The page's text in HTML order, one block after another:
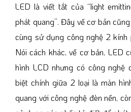
LED là viết tắt của “light
phát quang”. Đây về cơ bản
cùng sử dụng công nghệ 2
Nói cách khác, về cơ bản, LED
hình LCD nhưng có công nghệ
biệt chính giữa 2 loại là màn
quang với công nghệ đèn nền,